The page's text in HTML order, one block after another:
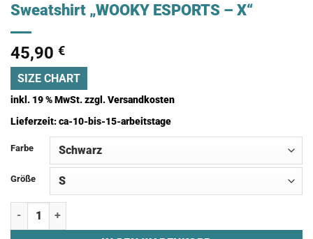
Sweatshirt „WOOKY ESPORTS – X“
45,90 €
SIZE CHART
inkl. 19 % MwSt.zzgl.Versandkosten
Lieferzeit:ca-10-bis-15-arbeitstage
Farbe
Größe
Sweatshirt "WOOKY ESPORTS - X" Menge